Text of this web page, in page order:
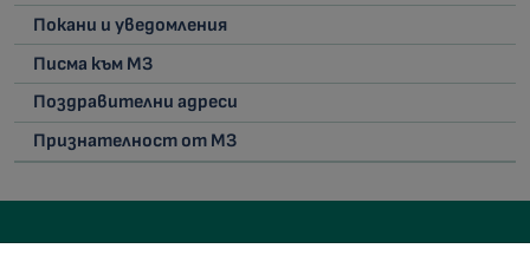
Покани и уведомления
Писма към МЗ
Поздравителни адреси
Признателност от МЗ